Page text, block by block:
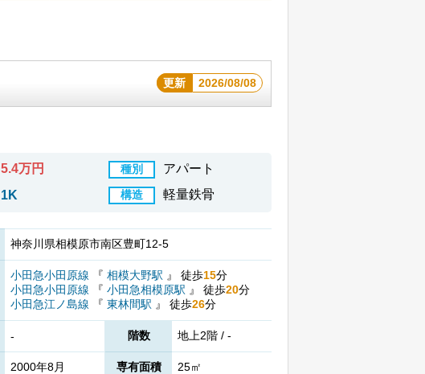
更新 2026/08/08
5.4万円 種別 アパート
1K 構造 軽量鉄骨
神奈川県相模原市南区豊町12-5
小田急小田原線 『 相模大野駅 』 徒歩15分
小田急小田原線
『 小田急相模原駅 』 徒歩20分
小田急江ノ島線
『 東林間駅 』 徒歩26分
- 階数 地上2階 / -
2000年8月 専有面積 25㎡